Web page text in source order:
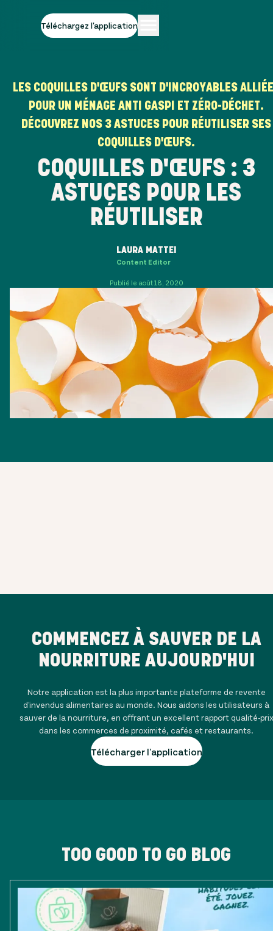
Téléchargez l'application
LES COQUILLES D'ŒUFS SONT D'INCROYABLES
POUR UN MÉNAGE ANTI GASPI ET ZÉRO-DÉCHET.
DÉCOUVREZ NOS 3 ASTUCES POUR RÉUTILISER SES
COQUILLES D'ŒUFS.
COQUILLES D'ŒUFS : 3
ASTUCES POUR LES
RÉUTILISER
LAURA MATTEI
Content Editor
Publié le août 18, 2020
COMMENCEZ À SAUVER DE LA
NOURRITURE AUJOURD'HUI
Notre application est la plus importante plateforme de revente
d'invendus alimentaires au monde. Nous aidons les utilisateurs à
sauver de la nourriture, en offrant un excellent rapport qualité-prix
dans les commerces de proximité, cafés et restaurants.
Télécharger l'application
TOO GOOD TO GO BLOG